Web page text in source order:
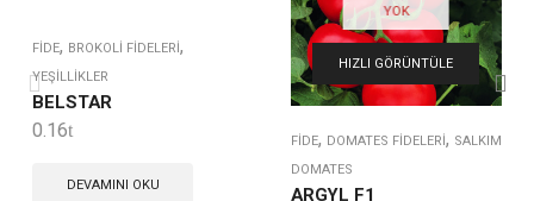
FIDE, BROKOLI FIDELERI ,
YEŞILLIKLER
BELSTAR
0.16
DEVAMINI OKU
YOK
HIZLI GÖRÜNTÜLE
FIDE, DOMATES FIDELERI, SALKIM
DOMATES
ARGYL F1